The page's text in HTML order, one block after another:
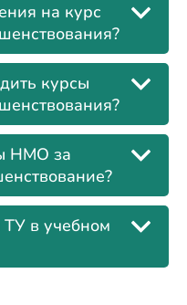
на курс
курсы
НМО за
ТУ в учебном